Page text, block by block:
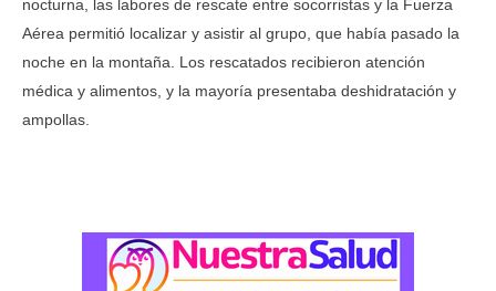
nocturna, las labores de rescate entre socorristas y la Fuerza
Aérea permitió localizar y asistir al grupo, que había pasado la
noche en la montaña. Los rescatados recibieron atención
médica y alimentos, y la mayoría presentaba deshidratación y
ampollas.